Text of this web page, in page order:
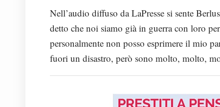
Nell’audio diffuso da LaPresse si sente
detto che noi siamo già in guerra con loro
personalmente non posso esprimere il mio
fuori un disastro, però sono molto, molto,